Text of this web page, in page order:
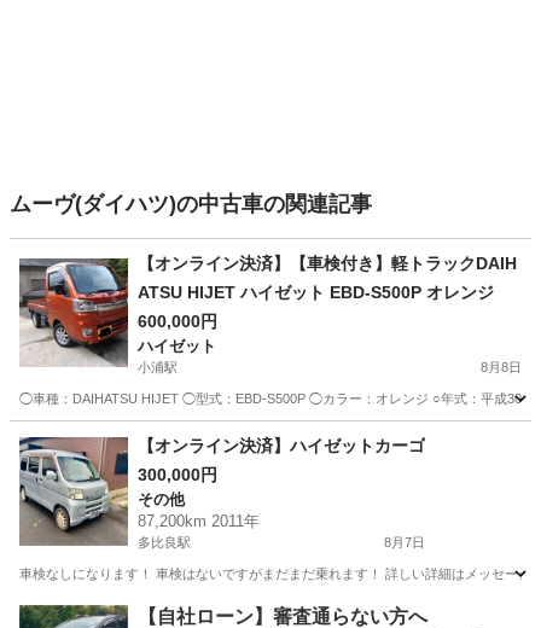
ムーヴ(ダイハツ)の中古車の関連記事
【オンライン決済】【車検付き】軽トラックDAIH
ATSU HIJET ハイゼット EBD-S500P オレンジ
600,000円
ハイゼット
小浦駅 8月8日
◯車種：DAIHATSU HIJET ◯型式：EBD-S500P ◯カラー：オレンジ ○年式：平成
長崎 佐世保市 小浦駅 ハイゼット
【オンライン決済】ハイゼットカーゴ
300,000円
その他
87,200km 2011年
多比良駅 8月7日
車検なしになります！ 車検はないですがまだまだ乗れます！ 詳しい詳細はメッセージ
長崎 雲仙市 多比良駅 その他 ハイゼットカーゴ
【自社ローン】審査通らない方へ